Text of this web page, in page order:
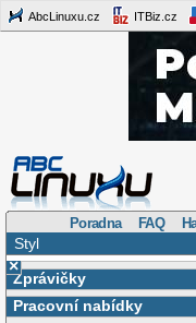
AbcLinuxu.cz ITBiz.cz
Poradna FAQ
Styl
×
Zprávičky
Pracovní nabídky